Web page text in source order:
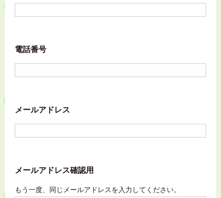
電話番号
メールアドレス
メールアドレス確認用
もう一度、同じメールアドレスを入力してください。